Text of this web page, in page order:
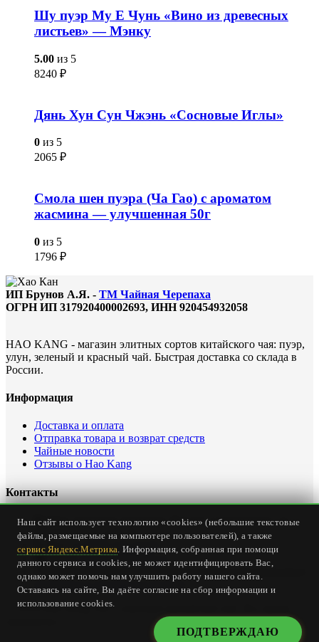
Шу пуэр Му Е Чунь «Вино из древесных
листьев» — Мэнку
5.00 из 5
8240 ₽
Дянь Хун Сун Чжэнь «Сосновые Иглы»
0 из 5
2065 ₽
Смола шен пуэра (Ча Гао) с ароматом
жасмина — улучшенная 50г
0 из 5
1796 ₽
ИП Брунов А.Я. - ТМ Чайная Черепаха
ОГРН ИП 317920400002693, ИНН 920454932058
HAO KANG - магазин элитных сортов китайского чая: пуэр,
улун, зеленый и красный чай. Быстрая доставка со склада в
России.
Информация
Доставка и оплата
Отправка товара и возврат средств
Чайные новости
Отзывы о Hao Kang
Контакты
Офис интернет магазина: Россия, Севастополь, ул.
Карантинная, дом 23
Тел.+7 (978) 147-24-00
Email:office@haokang.ru
Приём заказов на сайте круглосуточно без выходных
страница о доставке и оплате
© 2018 Hao Kang Tea - элитный китайский чай. Все права
Наш сайт использует технологию «cookies» (небольшие текстовые
файлы, размещаемые на компьютере пользователей), а также
сервис Яндекс.Метрика. Информация, собранная при помощи
данного сервиса и cookies, не может идентифицировать Вас,
однако может помочь нам улучшить работу нашего сайта.
Оставаясь на сайте, Вы даёте согласие на сбор информации и
использование cookies.
ПОДТВЕРЖДАЮ